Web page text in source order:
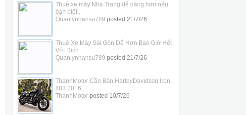
Thuê xe máy Nha Trang dễ dàng hơn nếu
bạn biết...
Quanlynhansu789 posted 21/7/26
Thuê Xe Máy Sài Gòn Dễ Hơn Bao Giờ Hết
Với Dịch...
Quanlynhansu789 posted 21/7/26
ThanhMotor Cần Bán HarleyDavidson Iron
883 2016...
ThanhMotorposted 10/7/26